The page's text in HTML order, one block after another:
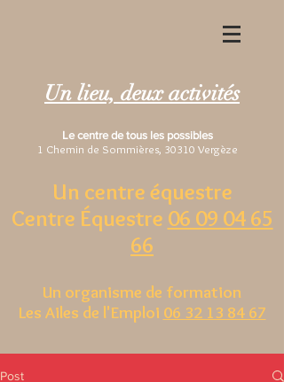
Un lieu, deux activités
Le centre de tous les possibles
1 Chemin de Sommières, 30310 Vergèze
Un centre équestre
Centre Équestre 06 09 04 65
66
Un organisme de formation
Les Ailes de l'Emploi 06 32 13 84 67
Post